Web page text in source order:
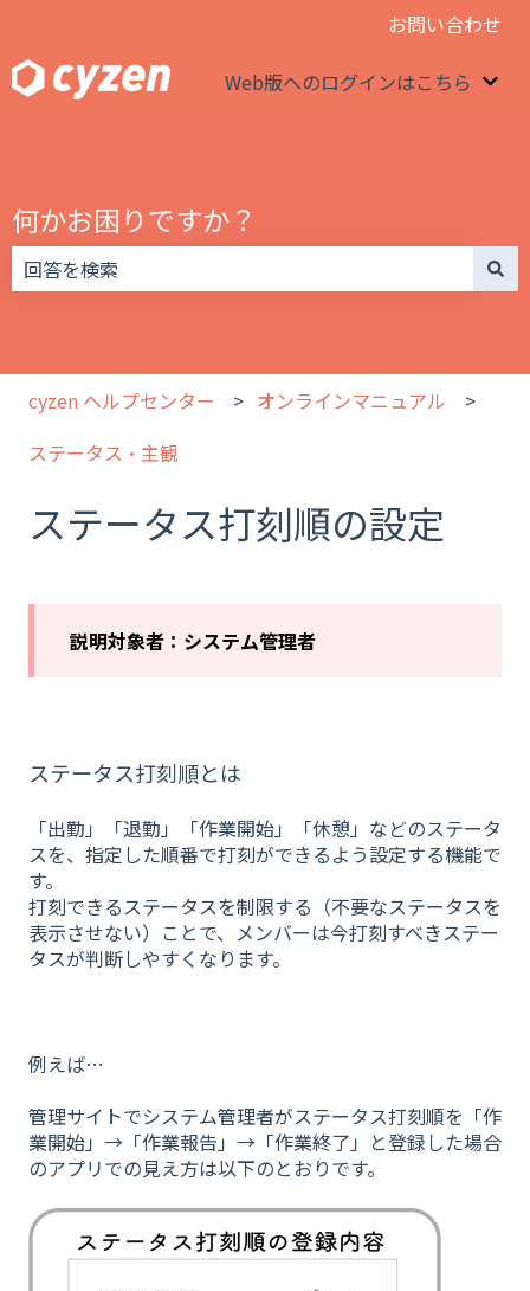
お問い合わせ
Web版へのログインはこちら
何かお困りですか？
cyzen ヘルプセンター
オンラインマニュアル
ステータス・主観
ステータス打刻順の設定
説明対象者：システム管理者
ステータス打刻順とは
「出勤」「退勤」「作業開始」「休憩」などのステータ
スを、指定した順番で打刻ができるよう設定する機能で
す。
打刻できるステータスを制限する（不要なステータスを
表示させない）ことで、メンバーは今打刻すべきステー
タスが判断しやすくなります。
例えば…
管理サイトでシステム管理者がステータス打刻順を「作
業開始」→「作業報告」→「作業終了」と登録した場合
のアプリでの見え方は以下のとおりです。